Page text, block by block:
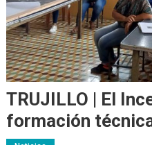
TRUJILLO | El
formación